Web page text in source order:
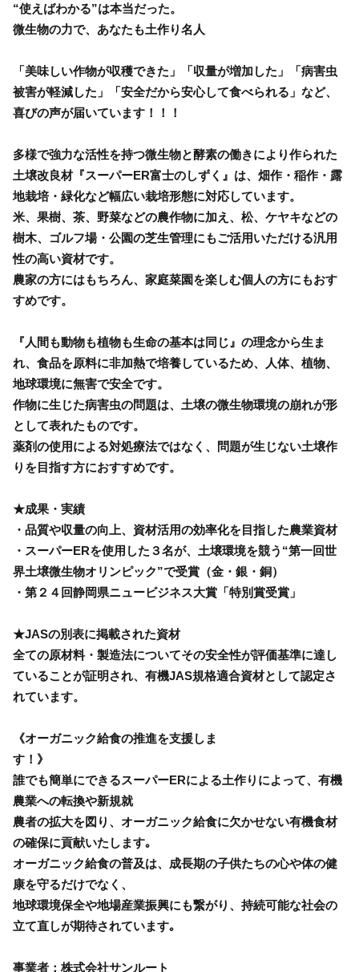
“使えばわかる”は本当だった。
微生物の力で、あなたも土作り名人
「美味しい作物が収穫できた」「収量が増加した」「病害虫
被害が軽減した」「安全だから安心して食べられる」など、
喜びの声が届いています！！！
多様で強力な活性を持つ微生物と酵素の働きにより作られた
土壌改良材『スーパーER富士のしずく』は、畑作・稲作・露
地栽培・緑化など幅広い栽培形態に対応しています。
米、果樹、茶、野菜などの農作物に加え、松、ケヤキなどの
樹木、ゴルフ場・公園の芝生管理にもご活用いただける汎用
性の高い資材です。
農家の方にはもちろん、家庭菜園を楽しむ個人の方にもおす
すめです。
『人間も動物も植物も生命の基本は同じ』の理念から生ま
れ、食品を原料に非加熱で培養しているため、人体、植物、
地球環境に無害で安全です。
作物に生じた病害虫の問題は、土壌の微生物環境の崩れが形
として表れたものです。
薬剤の使用による対処療法ではなく、問題が生じない土壌作
りを目指す方におすすめです。
★成果・実績
・品質や収量の向上、資材活用の効率化を目指した農業資材
・スーパーERを使用した３名が、土壌環境を競う“第一回世
界土壌微生物オリンピック”で受賞（金・銀・銅）
・第２４回静岡県ニュービジネス大賞「特別賞受賞」
★JASの別表に掲載された資材
全ての原材料・製造法についてその安全性が評価基準に達し
ていることが証明され、有機JAS規格適合資材として認定さ
れています。
《オーガニック給食の推進を支援しま
す！》
誰でも簡単にできるスーパーERによる土作りによって、有機
農業への転換や新規就
農者の拡大を図り、オーガニック給食に欠かせない有機食材
の確保に貢献いたします｡
オーガニック給食の普及は、成長期の子供たちの心や体の健
康を守るだけでなく、
地球環境保全や地場産業振興にも繋がり、持続可能な社会の
立て直しが期待されています｡
事業者：株式会社サンルート